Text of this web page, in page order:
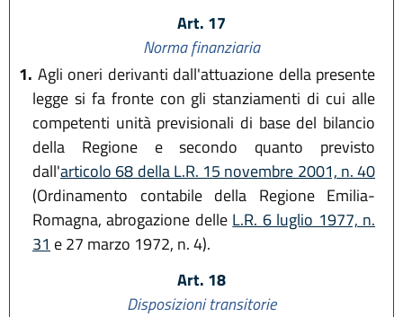
Art. 17
Norma finanziaria
1. Agli oneri derivanti dall'attuazione della presente
legge si fa fronte con gli stanziamenti di cui alle
competenti unità previsionali di base del bilancio
della Regione e secondo quanto previsto
dall'articolo 68 della L.R. 15 novembre 2001, n. 40
(Ordinamento contabile della Regione Emilia-
Romagna, abrogazione delle L.R. 6 luglio 1977, n.
31 e 27 marzo 1972, n. 4).
Art. 18
Disposizioni transitorie